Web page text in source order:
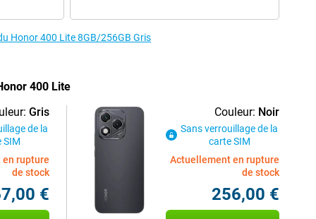
Honor 400 Lite 8GB/256GB Gris
400 Lite
Gris
de la
SIM
rupture
de stock
€
Couleur: Noir
Sans verrouillage de la
carte SIM
Actuellement en rupture
de stock
256,00 €